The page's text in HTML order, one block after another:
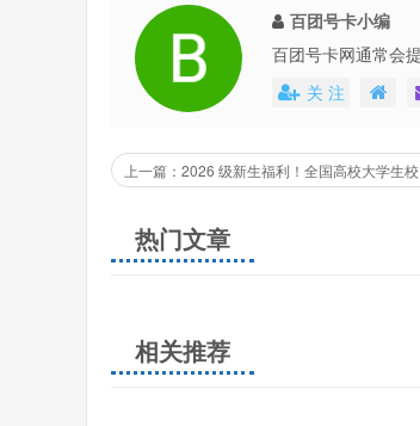
2、上海市（适配全部上海高校）
适配高校：复旦大学、上海交通大学
城市专属套餐：电信校园29元青春卡
定校园宽带，适配宿舍、教学楼、图
适配高校：中山大学、华南理工大学
百团号卡小编
百团号卡网通常会
还会不定期地推出
关 注
热门文章
相关推荐